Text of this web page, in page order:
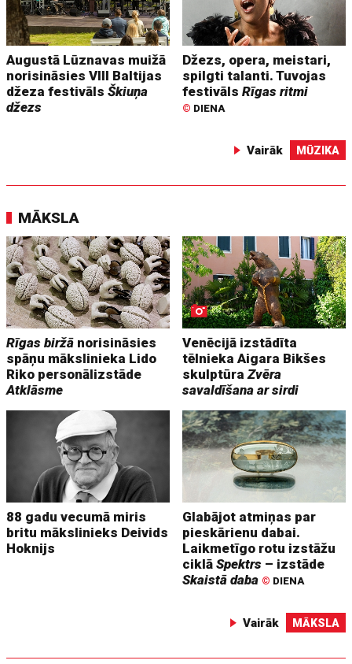
Augustā Lūznavas muižā
norisināsies VIII Baltijas
džeza festivālsŠkiuņa
džezs
Džezs, opera, meistari,
spilgti talanti. Tuvojas
festivālsRīgas ritmi
© DIENA
Vairāk MŪZIKA
MĀKSLA
Rīgas biržā norisināsies
spāņu mākslinieka Lido
Riko personālizstāde
Atklāsme
Venēcijā izstādīta
tēlnieka Aigara Bikšes
skulptūraZvēra
savaldīšana ar sirdi
88 gadu vecumā miris
britu mākslinieks Deivids
Hoknijs
Glabājot atmiņas par
pieskārienu dabai.
Laikmetīgo rotu izstāžu
ciklāSpektrs – izstāde
Skaistā daba © DIENA
Vairāk MĀKSLA